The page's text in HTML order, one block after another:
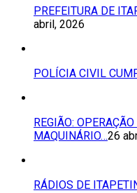
PREFEITURA DE
abril, 2026
POLÍCIA CIVIL
REGIÃO:
MAQUINÁRIO…26
RÁDIOS DE